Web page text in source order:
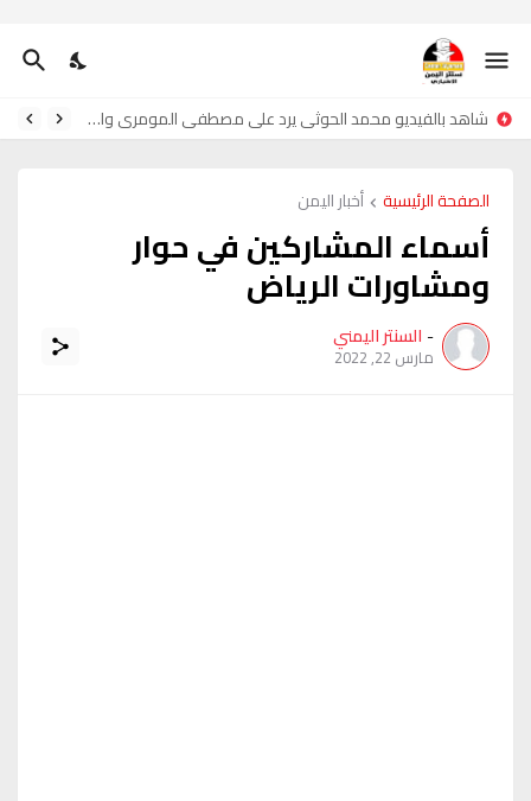
شاهد بالفيديو محمد الحوثي يرد على مصطفى المومري واحمدحجر
الصفحة الرئيسية أخبار اليمن
أسماء المشاركين في حوار
ومشاورات الرياض
- السنتر اليمني
مارس 22, 2022